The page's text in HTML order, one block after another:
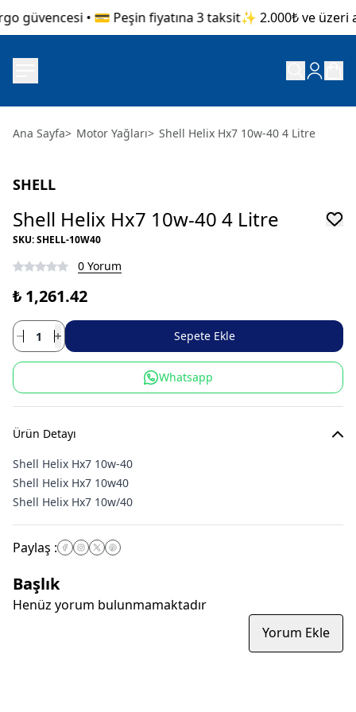
güvencesi • 💳 Peşin fiyatına 3 taksit✨ 2.000₺ ve üzeri
Ana Sayfa> Motor Yağları> Shell Helix Hx7 10w-40 4 Litre
SHELL
Shell Helix Hx7 10w-40 4 Litre
SKU:SHELL-10W40
0 Yorum
₺ 1,261.42
Sepete Ekle
Whatsapp
Ürün Detayı
Shell Helix Hx7 10w-40
Shell Helix Hx7 10w40
Shell Helix Hx7 10w/40
Paylaş :
Başlık
Henüz yorum bulunmamaktadır
Yorum Ekle